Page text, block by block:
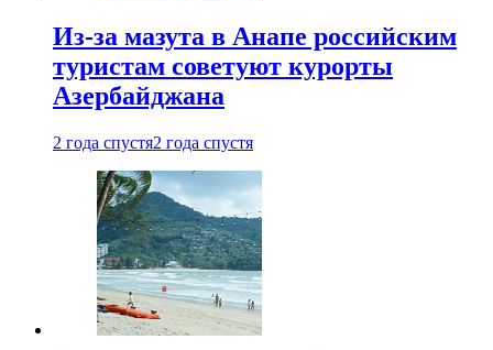
Из-за мазута в Анапе российским
туристам советуют курорты
Азербайджана
2 года спустя2 года спустя